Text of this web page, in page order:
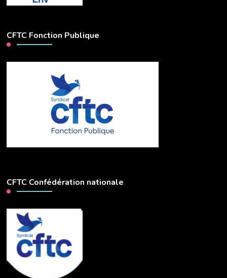
CFTC Fonction Publique
CFTC Confédération nationale